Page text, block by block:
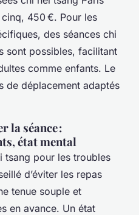
450 €. Pour les
des séances chi
sont possibles, facilitant
comme enfants. Le
de déplacement adaptés
la séance :
état mental
tsang pour les troubles
d’éviter les repas
tenue souple et
en avance. Un état